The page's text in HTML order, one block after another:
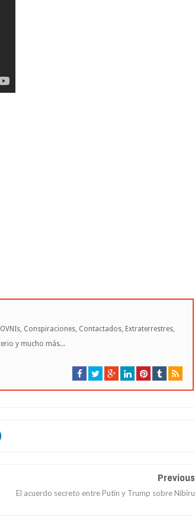
Conspiraciones, Contactados, Extraterrestres,
y mucho más...
Previous
El acuerdo secreto entre Putin y Trump sobre Nibiru